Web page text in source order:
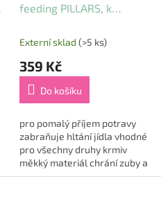
feeding PILLARS, k
35 cm, modrá
Externí sklad (>5 ks)
359 Kč
Do košíku
pro pomalý příjem potravy
zabraňuje hltání jídla vhodné
pro všechny druhy krmiv
měkký materiál chrání zuby a
dásně neklouzavý materiál,